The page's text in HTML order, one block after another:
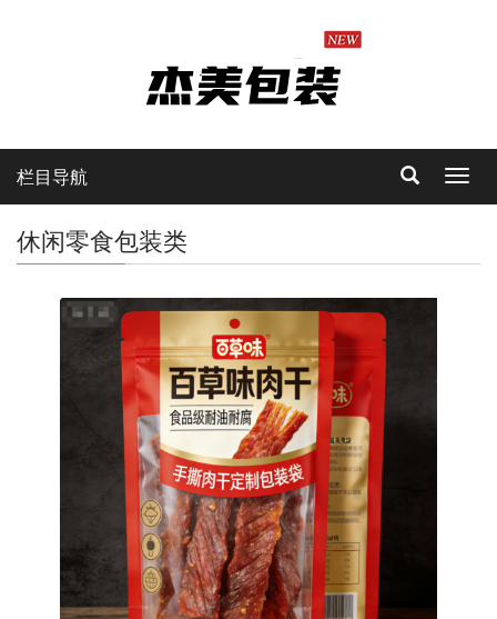
栏目导航
休闲零食包装类